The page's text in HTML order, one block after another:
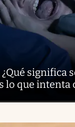
¿Qué significa
lo que